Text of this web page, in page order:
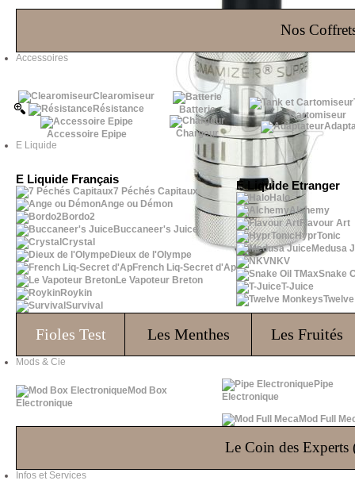
Nos
Accessoires
Clearomiseur
Résistance
Accessoire Epipe
Batterie
Chargeur
Cartomiseur
E Liquide
E Liquide Français
7 Péchés Capitaux
Ange ou Démon
Bordo2
Buccaneer's Juice
Crystal
Dieux de l'Olympe
French Liq-Secret d'Ap
Le Vapoteur Breton
Roykin
Survival
E Liquide Etranger
Halo
Alchemy
Flavour Art
HyprTonic
Medusa
NKV
Snake
T-Juice
Fioles Test Les Menthes Les Fruités
Mods & Cie
Mod Box
Electronique
Pipe
Electronique
Mod Full
Le Coin des Experts
Infos et Services